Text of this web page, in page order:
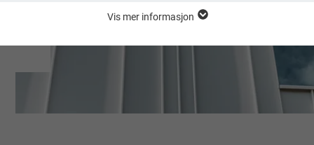
PHP
US-TJENESTER)
Vis mer informasjon